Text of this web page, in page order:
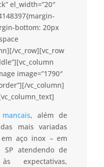
el_width=”20″
bottom: 20px
vc_row][vc_row
image=”1790″
vc_column]
, além de
mais variadas
em aço inox – em
SP atendendo de
expectativas,